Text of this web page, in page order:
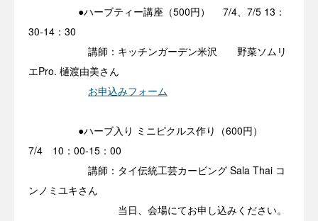
●ハーブティー講座（500円） 7/4、7/5 13：
30-14：30
講師：キッチンガーデン米沢 野菜ソムリ
エPro. 樋渡由美さん
お申込みフォーム
●ハーブ入り ミニピクルス作り（600円）
7/4 10：00-15：00
講師：タイ伝統工芸カービング Sala Thai コ
ンノミユキさん
当日、会場にてお申し込みください。